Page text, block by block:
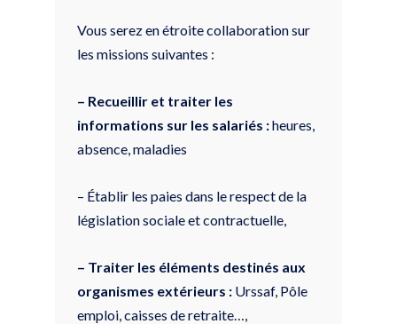
Vous serez en étroite collaboration sur
les missions suivantes :
– Recueillir et traiter les
informations sur les salariés :heures,
absence, maladies
– Établir les paies dans le respect de la
législation sociale et contractuelle,
– Traiter les éléments destinés aux
organismes extérieurs : Urssaf, Pôle
emploi, caisses de retraite…,